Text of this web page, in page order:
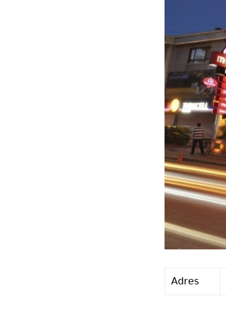
Adres